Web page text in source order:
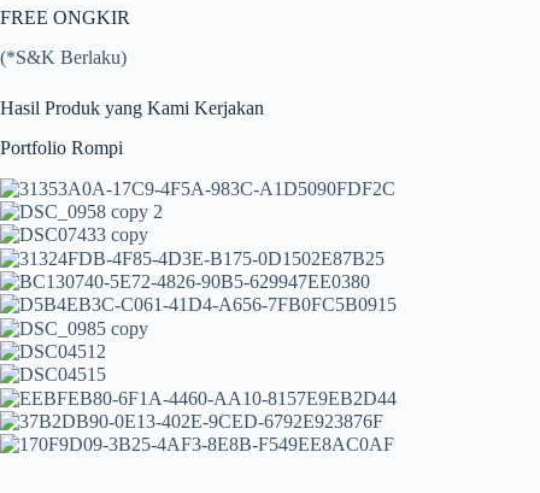
FREE ONGKIR
(*S&K Berlaku)
Hasil Produk yang Kami Kerjakan
Portfolio Rompi